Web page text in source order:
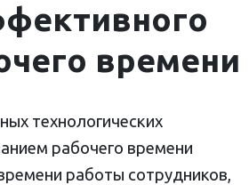
времени
технологических
рабочего времени
работы сотрудников,